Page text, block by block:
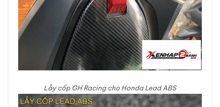
Lẫy cốp GH Racing cho Honda Lead ABS